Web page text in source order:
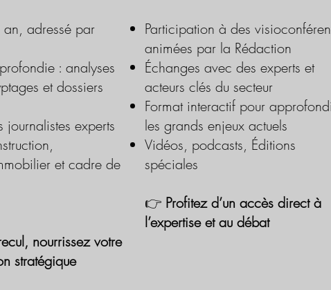
adressé par
: analyses
et dossiers
journalistes experts
et cadre de
nourrissez votre
stratégique
Participation à des
animées par la Rédaction
Échanges avec des experts et
acteurs clés du secteur
Format interactif pour
les grands enjeux actuels
Vidéos, podcasts, Éditions
spéciales
👉 Profitez d’un accès direct à
l’expertise et au débat